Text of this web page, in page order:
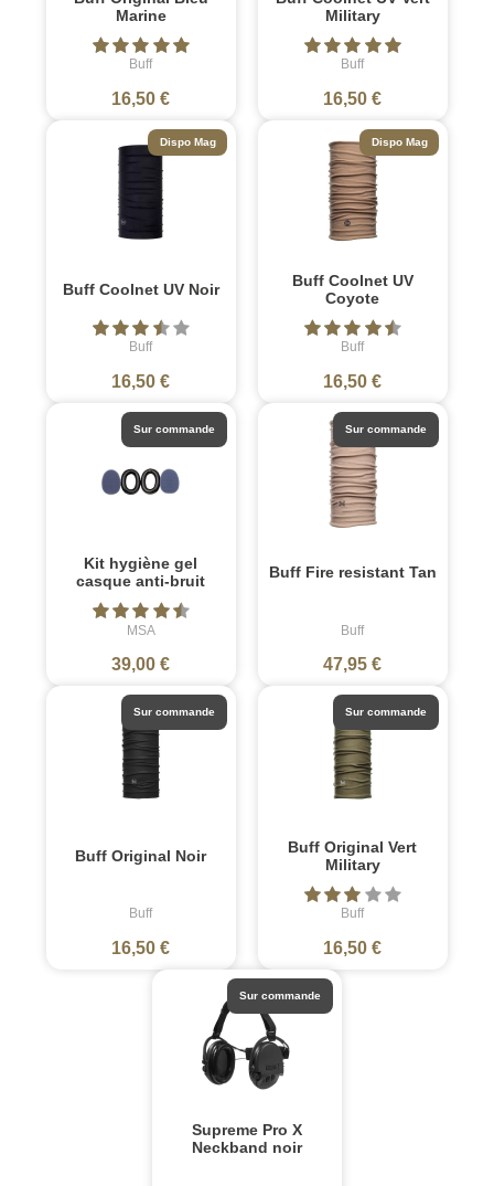
Marine
Buff
16,50 €
Military
Buff
16,50 €
Buff Coolnet UV Noir
Buff
16,50 €
Dispo Mag
Buff Coolnet UV
Coyote
Buff
16,50 €
Dispo Mag
Kit hygiène gel
casque anti-bruit
MSA
39,00 €
Sur commande
Buff Fire resistant Tan
Buff
47,95 €
Sur commande
Buff Original Noir
Buff
16,50 €
Sur commande
Buff Original Vert
Military
Buff
16,50 €
Sur commande
Supreme Pro X
Neckband noir
Sur commande